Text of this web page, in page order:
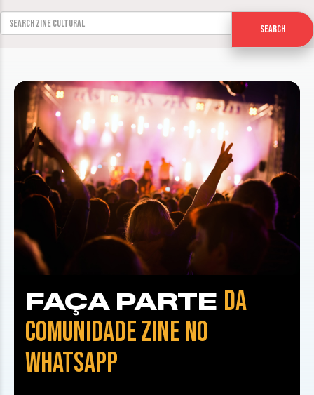
Search for:
Search
FAÇA PARTE DA
COMUNIDADE ZINE NO
WHATSAPP